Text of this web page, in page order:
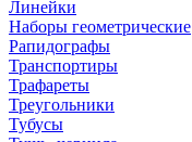
Линейки
Наборы геометрические
Рапидографы
Транспортиры
Трафареты
Треугольники
Тубусы